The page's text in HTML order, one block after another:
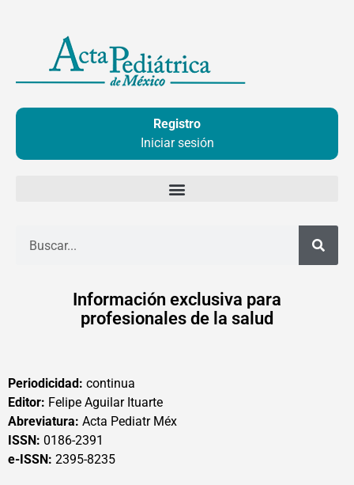
contenido
Registro
Iniciar sesión
Información exclusiva para
profesionales de la salud
Periodicidad: continua
Editor: Felipe Aguilar Ituarte
Abreviatura: Acta Pediatr Méx
ISSN: 0186-2391
e-ISSN: 2395-8235